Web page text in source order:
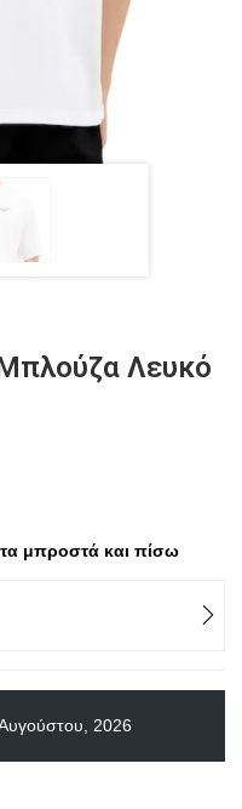
Λευκό
μπροστά και πίσω
Αυγούστου, 2026